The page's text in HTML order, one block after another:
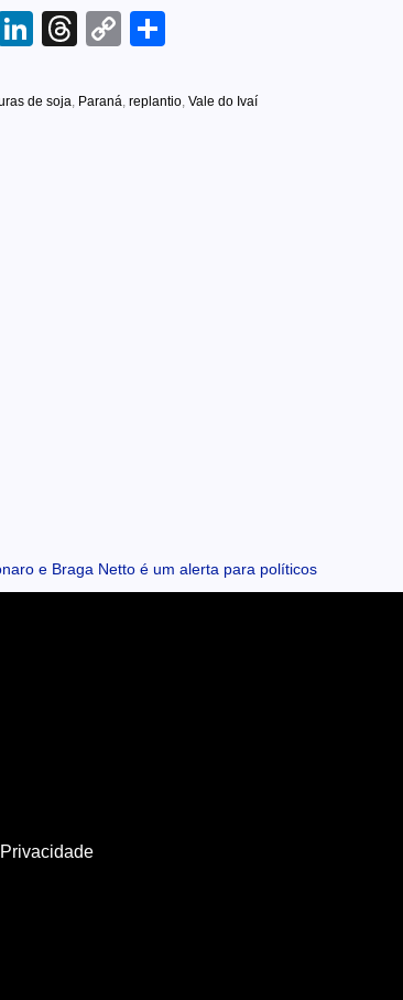
X LinkedIn
Threads
Copy
de soja, Paraná, replantio, Vale do Ivaí
e Braga Netto é um alerta para políticos